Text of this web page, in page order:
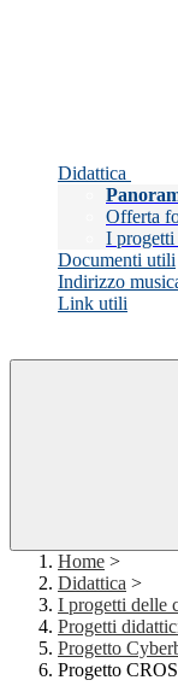
Didattica
Offerta
I progetti
Documenti utili
Indirizzo
Link utili
Home >
Didattica >
I progetti delle
Progetti
Progetto
Progetto